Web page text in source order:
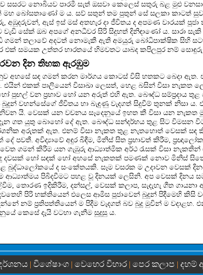
නොබියව පාරමී සැත් ඔසවා කෙලෙස් සතුරු බළ මුළු වනසා
මහ බෝසතාණෝ ම ය. සව් සතුන් තම පුතුන් සේ සලකා කාටත්
අඹුදරුවන්, ඇස් ඉස් මස් අතහැර දා ජීවිතය ද අපමණ වාරයක් පූජා
වැඩි සේක් ඔබ අපගේ අනධීවර සිරි සිදුහත් දිනිඳාණෝ ය. සාරා
ගමන් තලාවේ අදටත් නොමැකී ඇති අමයුරු බෝධිපාක්ෂික සිහි
එක් සමයක උත්තර භාරතයේ හිමවතට යාබද කපිලපුර නම්
දින තිහක ඇරඹුම
අහසේ සඳ ගමන් කරන මාර්ගය කොටස් විසි හතකට බෙදා ඇත.
එයින් එකක් පාලියෙන් විසාඛා ලෙසත්, හෙළ බසින් විසා නැකත
වන ප්‍රභාව හෝ යන අරුත් එහි ඇත. බෞද්ධ සම්ප්‍රදාය තුළ
වහන්සේගේ ජීවිතය හා බැඳුණු වැදගත් සිදුවීම් තුනක් නිසා
යි. වෙසක් යන වචනය සෑදෙනුයේ ඉහත කී විසා යන
ගත යුතු බොහෝ දේ ඇත. බෞද්ධ සන්දර්භය තුළ සිට විමසන
අරුතක් ඇත. එනම් විසා නැකත තුළ නැතහොත් වෙසක් සඳ
පවතී. අවිද්‍යාවේ අඳුර බිඳීම, මිනිස් සිත ප්‍රභාවත් කිරීම,
ගමන් කිරීම යන ගැඹුරු ආධ්‍යාත්මික අර්ථ රැසක් විසා නැකතින්
දවසක් හෝ සඳක් හෝ අහසේ නැකතක් පමණක් නොව මිනිස්
බුද්ධාලෝකයේ ද සංකේතයකි. සෑම වසරක ම උදාවන වෙසක්
ආධ්‍යාත්මය පිබිදවීමට පහළ වූ දිනයක් ලෙසිනි. අප වෙසක් දිනය
තොරණ ඉදිකිරීම, දන්සල්, වෙසක් කලාප, සැදැහැ ගීත ගායනා
පිරි භක්තියෙන් එලෙස ආමිස පූජාවෙන් බුදුන් පිදීමෙහි කිසි
නම් ප්‍රතිපත්තියෙන් ම පිදීම වැදගත් බව බුදු මුවින් ම වදාළහ.
කෙසේ දැයි වටහා ගැනීම සුදුසු ය.
| විශේෂාංග| වෙහෙර විහාර| පෙර කලාප | දහම්